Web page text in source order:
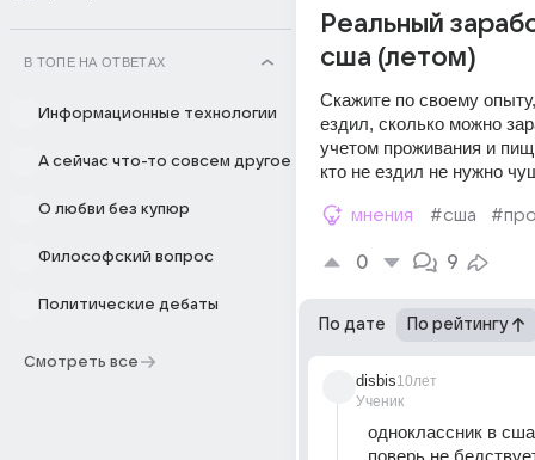
В ТОПЕ НА ОТВЕТАХ
Информационные технологии
А сейчас что-то совсем другое
О любви без купюр
Философский вопрос
Политические дебаты
Смотреть все
Реальный
сша (летом)
Скажите по своему
ездил, сколько можно
учетом проживания и
кто не ездил не нужно
мнения #сша
0 9
По дате По рейтингу
disbis
Ученик
10лет
одноклассник в
поверь не